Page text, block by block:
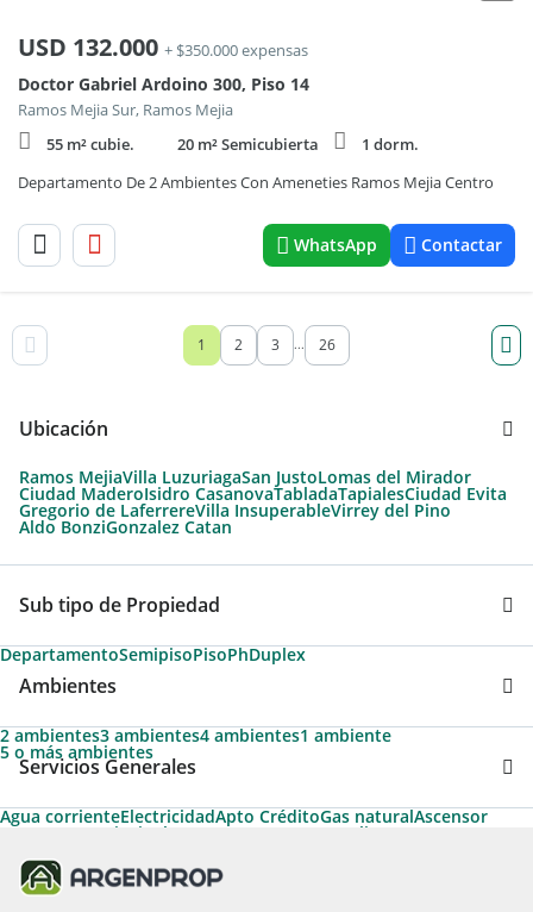
USD 132.000 + $350.000 expensas
Doctor Gabriel Ardoino 300, Piso 14
Ramos Mejia Sur, Ramos Mejia
55 m² cubie.
20 m² Semicubierta
1 dorm.
Departamento De 2 Ambientes Con Ameneties Ramos Mejia Centro
WhatsApp Contactar
1 2 3 ... 26
Ubicación
Ramos MejiaVilla LuzuriagaSan JustoLomas del Mirador
Ciudad MaderoIsidro CasanovaTabladaTapialesCiudad Evita
Gregorio de LaferrereVilla InsuperableVirrey del Pino
Aldo BonziGonzalez Catan
Sub tipo de Propiedad
DepartamentoSemipisoPisoPhDuplex
Ambientes
2 ambientes3 ambientes4 ambientes1 ambiente
5 o más ambientes
Servicios Generales
Agua corrienteElectricidadApto CréditoGas naturalAscensor
Ascensores principales Termotanque Agua caliente
Aire acondicionado individual
SolariumCalefonTeléfonoCalefacción tiro balanceado
Pileta